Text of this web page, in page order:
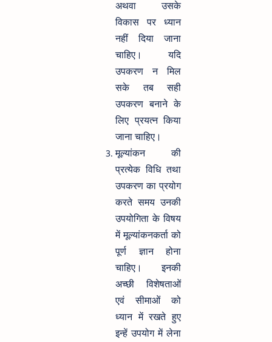
अथवा उसके
विकास पर ध्यान
नहीं दिया जाना
चाहिए। यदि
उपकरण न मिल
सके तब सही
उपकरण बनाने के
लिए प्रयत्न किया
जाना चाहिए।
मूल्यांकन की
प्रत्येक विधि तथा
उपकरण का प्रयोग
करते समय उनकी
उपयोगिता के विषय
में मूल्यांकनकर्ता को
पूर्ण ज्ञान होना
चाहिए। इनकी
अच्छी विशेषताओं
एवं सीमाओं को
ध्यान में रखते हुए
इन्हें उपयोग में लेना